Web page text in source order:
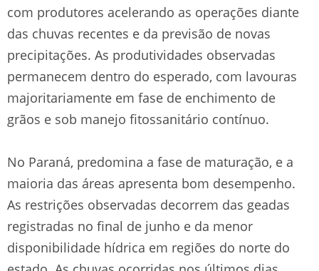
com produtores acelerando as operações diante
das chuvas recentes e da previsão de novas
precipitações. As produtividades observadas
permanecem dentro do esperado, com lavouras
majoritariamente em fase de enchimento de
grãos e sob manejo fitossanitário contínuo.
No Paraná, predomina a fase de maturação, e a
maioria das áreas apresenta bom desempenho.
As restrições observadas decorrem das geadas
registradas no final de junho e da menor
disponibilidade hídrica em regiões do norte do